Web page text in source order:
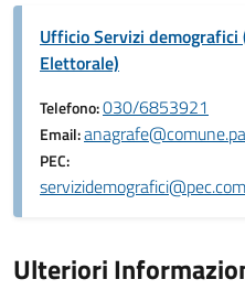
Ufficio Servizi
Elettorale)
Telefono:030/6853921
Email:
PEC:
Ulteriori